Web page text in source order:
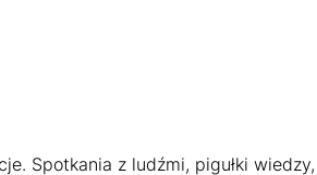
Spotkania z ludźmi, pigułki